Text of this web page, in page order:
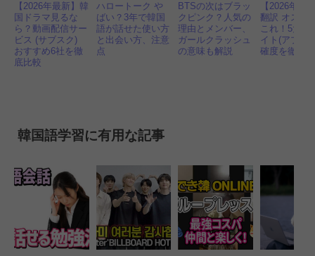
【2026年最新】韓
国ドラマ見るな
ら？動画配信サー
ビス (サブスク)
おすすめ6社を徹
底比較
ハロートーク や
ばい？3年で韓国
語が話せた使い方
と出会い方、注意
点
BTSの次はブラッ
クピンク？人気の
理由とメンバー、
ガールクラッシュ
の意味も解説
【2026年】
翻訳 オスス
これ！5大無
イト(アプリ)
確度を徹底
韓国語学習に有用な記事